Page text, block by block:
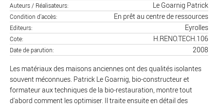
Auteurs / Réalisateurs Le Goarnig Patrick
Condition d'accès En prêt au centre de ressources
Editeurs Eyrolles
Cote H.RENO.TECH.106
Date de parution 2008
Les matériaux des maisons anciennes ont des qualités isolantes
souvent méconnues. Patrick Le Goarnig, bio-constructeur et
formateur aux techniques de la bio-restauration, montre tout
d'abord comment les optimiser. Il traite ensuite en détail des